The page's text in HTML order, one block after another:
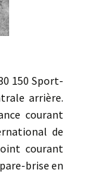
150 Sport-
arrière.
courant
de
courant
brise en